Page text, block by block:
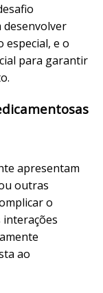
desenvolver
especial, e o
para garantir
apresentam
outras
o
interações
ao